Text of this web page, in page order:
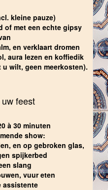
kleine pauze)
of met een echte gipsy
en verklaart dromen
aura lezen en koffiedik
wilt, geen meerkosten).
feest
à 30 minuten
show:
en op gebroken glas,
spijkerbed
slang
vuur eten
assistente